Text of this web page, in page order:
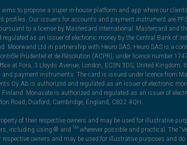
to propose a super in-house platform and app where our
Our issuers for accounts and payment instrument are
to a license by Mastercard International. Mastercard and
as an issuer of electronic money by the Central Bank of
Moorwand Ltd in partnership with Heuro SAS. Heuro SAS is a
Prudentiel et de Résolution (ACPR), under licence number
at Fora, 3 Lloyds Avenue, London, EC3N 3DS, United
payment instruments. The card is issued under licence from
Oy Ab is authorized and regulated as an issuer of electronic
Monavate is authorized and regulated as an issuer of
Road, Duxford, Cambridge, England, CB22 4QH.
of their respective owners and may be used for illustrative
including using ® and ™ wherever possible and practical. The
respective owners and may be used for illustrative purposes and